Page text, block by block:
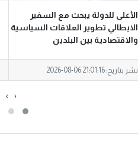
الأعلى للدولة يبحث مع السفير
الايطالي تطوير العلاقات السياسية
والاقتصادية بين البلدين
نشر بتاريخ:2026-08-06 21:01:16
‹
›